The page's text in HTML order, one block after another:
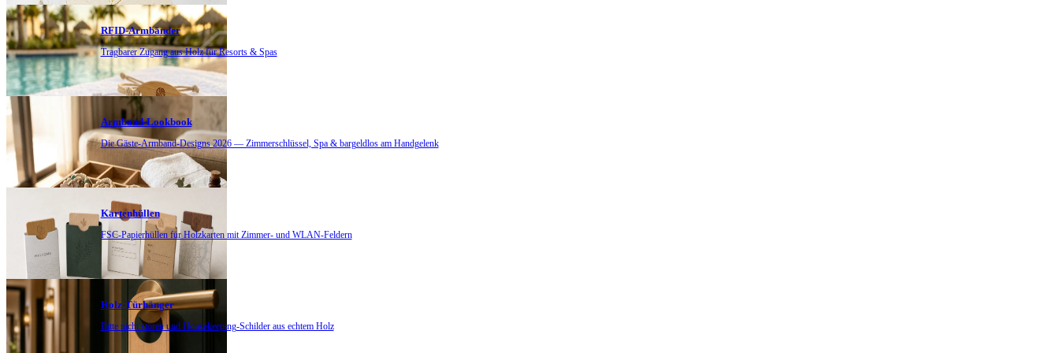
RFID-Armbänder
Tragbarer Zugang aus Holz für Resorts & Spas
Armband-Lookbook
Die Gäste-Armband-Designs 2026 — Zimmerschlüssel, Spa & bargeldlos am Handgelenk
Kartenhüllen
FSC-Papierhüllen für Holzkarten mit Zimmer- und WLAN-Feldern
Holz-Türhänger
Bitte nicht stören und Housekeeping-Schilder aus echtem Holz